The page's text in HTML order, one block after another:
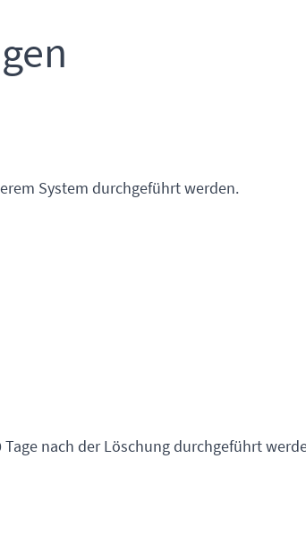
System durchgeführt werden.
nach der Löschung durchgeführt